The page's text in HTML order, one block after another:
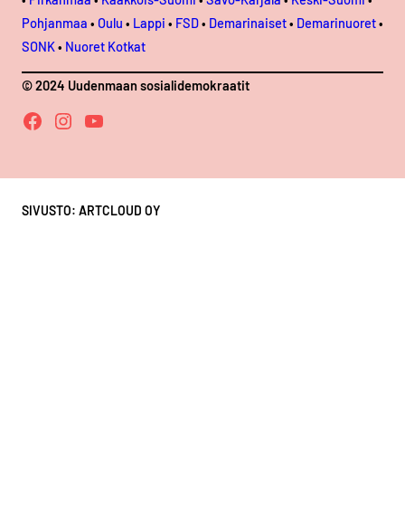
Pohjanmaa • Oulu • Lappi • FSD• Demarinaiset• Demarinuoret•
SONK• Nuoret Kotkat
© 2024 Uudenmaan sosialidemokraatit
Facebook Instagram YouTube
SIVUSTO: ARTCLOUD OY